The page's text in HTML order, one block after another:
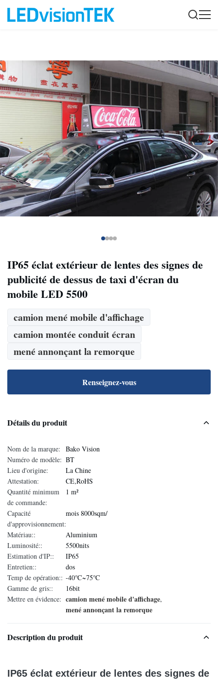
IP65 éclat extérieur de lentes des signes de
publicité de dessus de taxi d'écran du
mobile LED 5500
camion mené mobile d'affichage
camion montée conduit écran
mené annonçant la remorque
Renseignez-vous
Détails du produit
Nom de la marque:
Bako Vision
Numéro de modèle: BT
Lieu d'origine:
La Chine
Attestation:
CE,RoHS
Quantité minimum
de commande:
1 m²
Capacité
d'approvisionnement:
mois 8000sqm/
Matériau::
Aluminium
Luminosité::
5500nits
Estimation d'IP::
IP65
Entretien::
dos
Temp de opération:: -40℃~75℃
Gamme de gris::
16bit
Mettre en évidence: camion mené mobile d'affichage,
mené annonçant la remorque
Description du produit
IP65 éclat extérieur de lentes des signes de